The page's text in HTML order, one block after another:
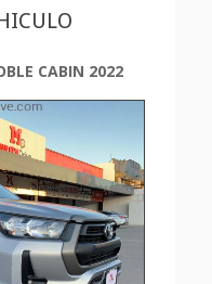
CABIN 2022